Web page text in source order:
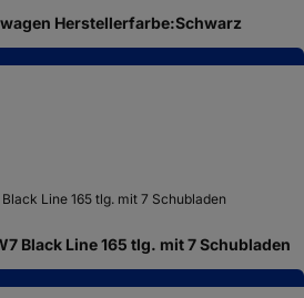
Herstellerfarbe:Schwarz
Black Line 165 tlg. mit 7 Schubladen